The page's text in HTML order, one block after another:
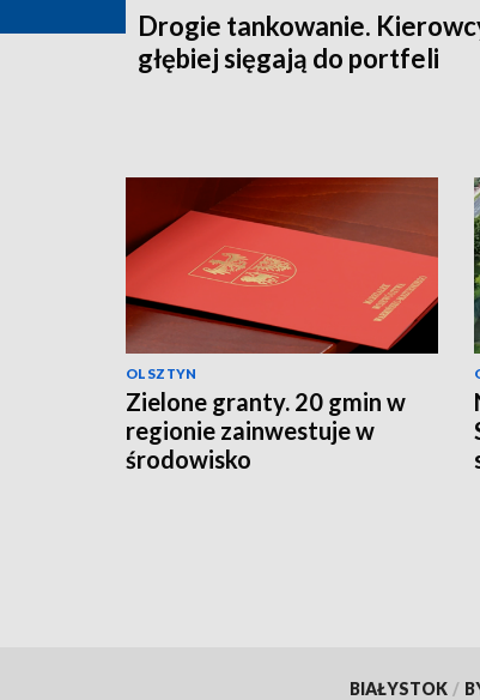
Drogie tankowanie.
głębiej sięgają do portfeli
OLSZTYN
Zielone granty. 20 gmin w
regionie zainwestuje w
środowisko
BIAŁYSTOK /